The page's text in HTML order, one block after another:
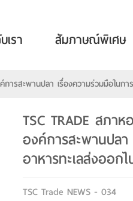
เรา สัมภาษณ์พิเศษ
ารสะพานปลา เรื่องความร่วมมือในกา
TSC TRADE สภา
องค์การสะพานปล
อาหารทะเลส่งออก
TSC Trade NEWS - 034